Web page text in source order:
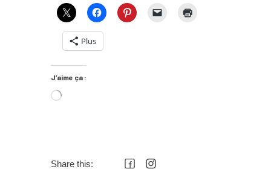
Plus
J’aime ça :
Share this: